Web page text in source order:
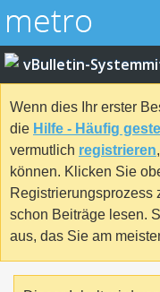
vBulletin-
Wenn dies Ihr erster
die Hilfe - Häufig
vermutlich registrieren
können. Klicken Sie
Registrierungsprozess
schon Beiträge lesen.
aus, das Sie am